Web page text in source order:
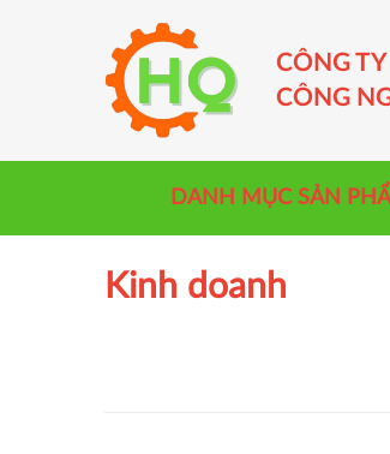
CÔNG
CÔNG
DANH MỤC SẢN
Kinh doanh